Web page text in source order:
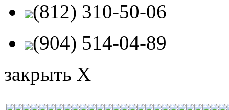
(812) 310-50-06
(904) 514-04-89
закрыть X